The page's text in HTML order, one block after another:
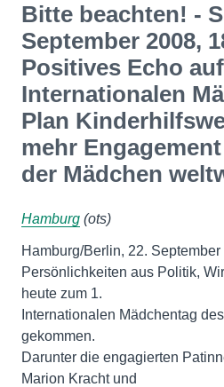
Bitte beachten! -
September 2008,
Positives Echo
Internationalen
Plan
mehr
der Mädchen
Hamburg (ots)
Hamburg/Berlin, 22. September
Persönlichkeiten aus Politik,
heute zum 1.
Internationalen Mädchentag
gekommen.
Darunter die engagierten
Marion Kracht und